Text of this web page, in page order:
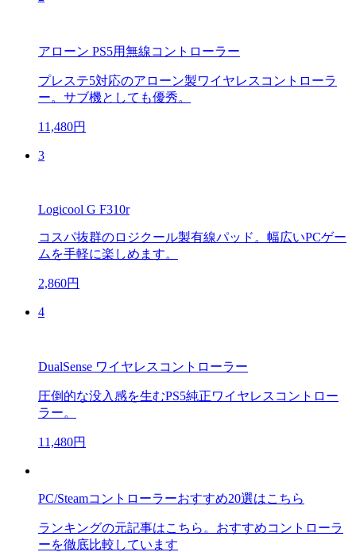
アローン PS5用無線コントローラー
プレステ5対応のアローン製ワイヤレスコントローラ
ー。サブ機としても優秀。
11,480円
3
Logicool G F310r
コスパ抜群のロジクール製有線パッド。幅広いPCゲー
ムを手軽に楽しめます。
2,860円
4
DualSense ワイヤレスコントローラー
圧倒的な没入感を生むPS5純正ワイヤレスコントロー
ラー。
11,480円
PC/Steamコントローラーおすすめ20選はこちら
ランキングの元記事はこちら。おすすめコントローラ
ーを徹底比較しています